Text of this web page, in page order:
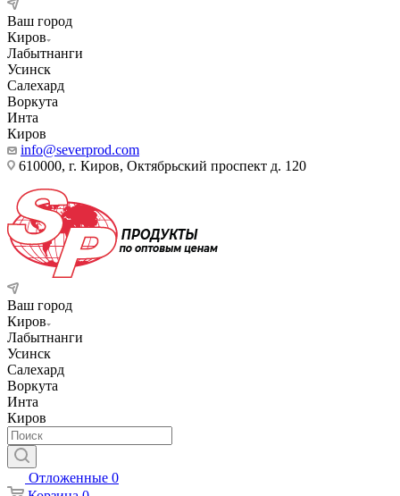
Ваш город
Киров
Лабытнанги
Усинск
Салехард
Воркута
Инта
Киров
info@severprod.com
610000, г. Киров, Октябрьский проспект д. 120
Ваш город
Киров
Лабытнанги
Усинск
Салехард
Воркута
Инта
Киров
Отложенные 0